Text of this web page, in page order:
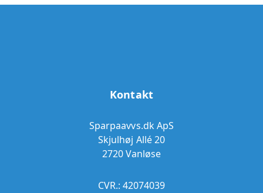
Kontakt
Sparpaavvs.dk ApS
Skjulhøj Allé 20
2720 Vanløse
CVR.: 42074039